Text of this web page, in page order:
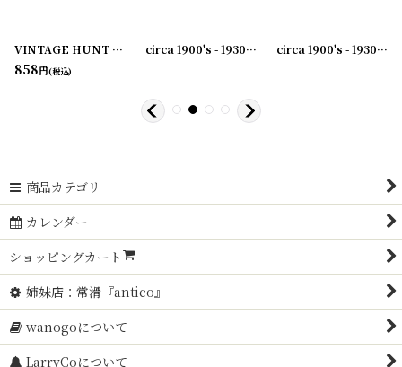
[231003-36]
231003-41] [
VINTAGE HUNT CLIP No.2 ブルドッククリップ 231003-44]
858円(税込)
circa 1900's - 1930's Advertising Clip THE SAME YESTERDAY TODAY AND FOREVER...アドバタイジング クリップ circa 1900's - 1930's Advertising Clip THE RWK COMPANY...アドバタイジング クリップ
商品カテゴリ
カレンダー
ショッピングカート
姉妹店：常滑『antico』
wanogoについて
LarryCoについて